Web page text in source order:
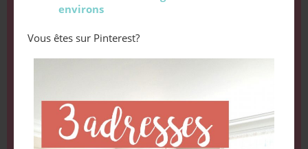
environs
Vous êtes sur Pinterest?